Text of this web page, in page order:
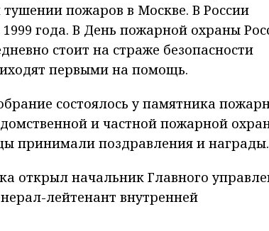
пожаров в Москве. В России
года. В День пожарной охраны
стоит на страже безопасности
первыми на помощь.
состоялось у памятника
и частной пожарной
принимали поздравления и награды.
открыл начальник Главного
лейтенант внутренней